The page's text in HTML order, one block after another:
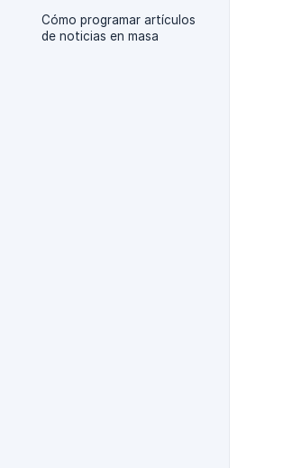
Cómo programar artículos
de noticias en masa